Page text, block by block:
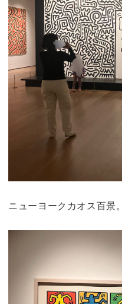
ニューヨークカオス百景。